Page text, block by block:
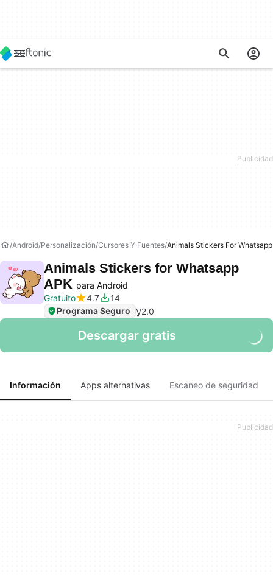
Android Personalización Cursores Y Fuentes Animals Stickers For Whatsapp
Animals Stickers for Whatsapp
APK para Android
Gratuito
4.7
14
Programa Seguro V2.0
Descargar gratis
Información Apps alternativas Escaneo de seguridad